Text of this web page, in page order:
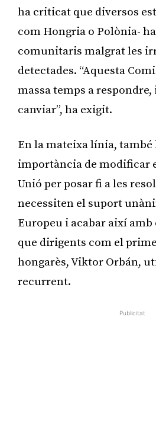
ha criticat que diversos
com Hongria o Polònia-
comunitaris malgrat les
detectades. “Aquesta
massa temps a respondre,
canviar”, ha exigit.
En la mateixa línia,
importància de modificar
Unió per posar fi a les
necessiten el suport
Europeu i acabar així amb
que dirigents com el
hongarès, Viktor Orbán,
recurrent.
Publicitat